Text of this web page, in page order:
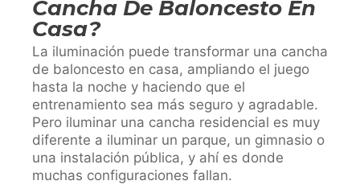
Cancha De Baloncesto En
Casa?
La iluminación puede transformar una cancha
de baloncesto en casa, ampliando el juego
hasta la noche y haciendo que el
entrenamiento sea más seguro y agradable.
Pero iluminar una cancha residencial es muy
diferente a iluminar un parque, un gimnasio o
una instalación pública, y ahí es donde
muchas configuraciones fallan.